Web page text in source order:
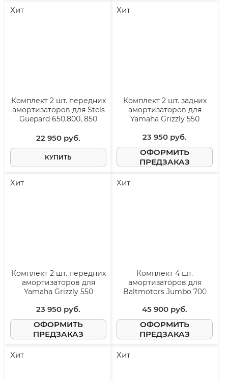
Хит
Комплект 2 шт. передних
амортизаторов для Stels
Guepard 650,800, 850
22 950 руб.
КУПИТЬ
Хит
Комплект 2 шт. задних
амортизаторов для
Yamaha Grizzly 550
23 950 руб.
ОФОРМИТЬ
ПРЕДЗАКАЗ
Хит
Комплект 2 шт. передних
амортизаторов для
Yamaha Grizzly 550
23 950 руб.
ОФОРМИТЬ
ПРЕДЗАКАЗ
Хит
Комплект 4 шт.
амортизаторов для
Baltmotors Jumbo 700
45 900 руб.
ОФОРМИТЬ
ПРЕДЗАКАЗ
Хит Хит